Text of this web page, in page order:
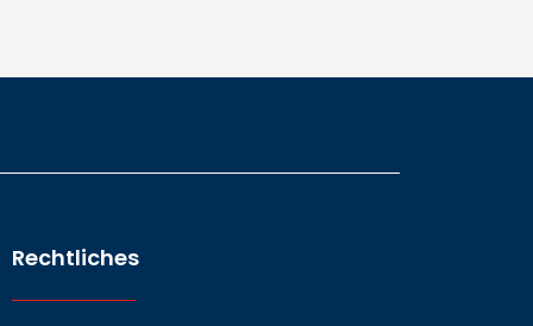
Rechtliches